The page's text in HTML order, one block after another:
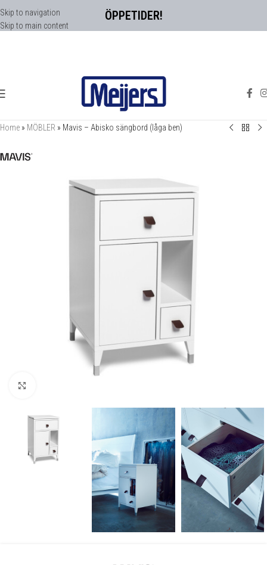
ÖPPETIDER!
Skip to navigation
Skip to main content
Home » MÖBLER » Mavis – Abisko sängbord (låga ben)